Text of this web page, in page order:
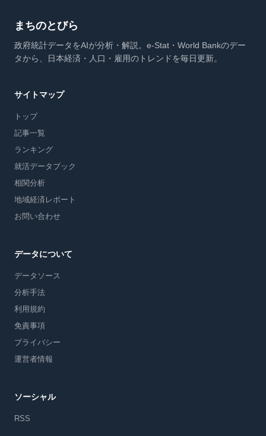
まちのとびら
政府統計データをAIが分析・解説。e-Stat・World Bankのデー
タから、日本経済・人口・雇用のトレンドを毎日更新。
サイトマップ
トップ
記事一覧
ランキング
就活データブック
相関分析
地域経済レポート
お問い合わせ
データについて
データソース
分析手法
利用規約
免責事項
プライバシー
運営者情報
ソーシャル
RSS